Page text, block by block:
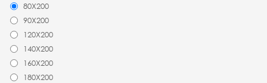
80Х200
90Х200
120Х200
140Х200
160Х200
180Х200